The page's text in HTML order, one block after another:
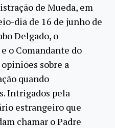
de Mueda, em
dia de 16 de junho de
Delgado, o
o Comandante do
sobre a
quando
Intrigados pela
estrangeiro que
chamar o Padre